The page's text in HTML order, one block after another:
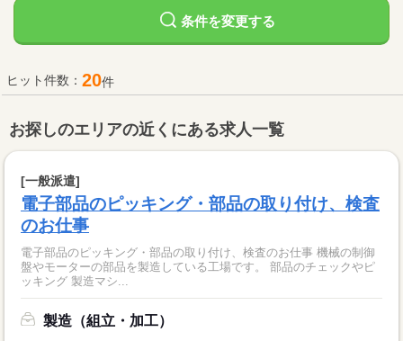
条件を変更する
ヒット件数： 20件
お探しのエリアの近くにある求人一覧
[一般派遣]
電子部品のピッキング・部品の取り付け、検査
のお仕事
電子部品のピッキング・部品の取り付け、検査のお仕事 機械の制御
盤やモーターの部品を製造している工場です。 部品のチェックやピ
ッキング 製造マシ...
製造（組立・加工）